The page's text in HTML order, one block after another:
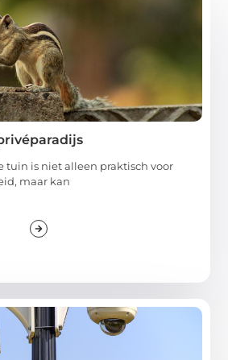
tuin is niet alleen praktisch voor
maar kan